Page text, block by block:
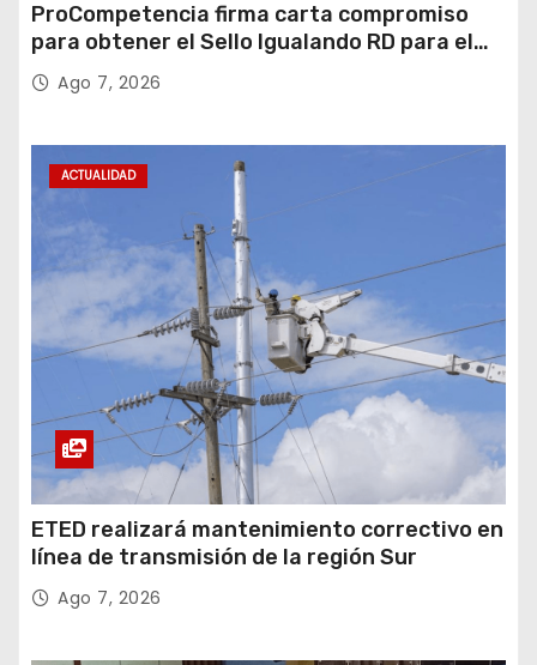
ProCompetencia firma carta compromiso
para obtener el Sello Igualando RD para el
Sector Público
Ago 7, 2026
ACTUALIDAD
ETED realizará mantenimiento correctivo en
línea de transmisión de la región Sur
Ago 7, 2026